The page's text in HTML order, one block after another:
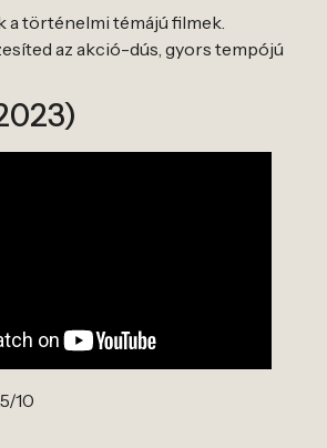
a történelmi témájú filmek.
az akció-dús, gyors tempójú
10